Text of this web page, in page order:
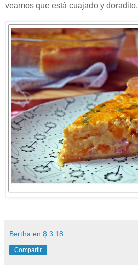
veamos que está cuajado y doradito.
Bertha en 8.3.18
Compartir